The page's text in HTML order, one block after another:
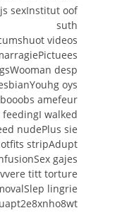
sexInstitut oof
suth
videos
desp
oys
amefeur
walked
nudePlus sie
stripAdupt
gajes
titt torture
lingrie